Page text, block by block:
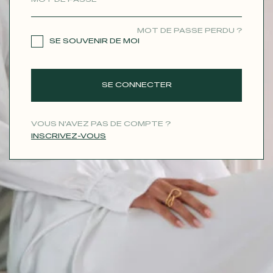
MOT DE PASSE PERDU ?
SE SOUVENIR DE MOI
SE CONNECTER
VOUS N'AVEZ PAS DE COMPTE ?
INSCRIVEZ-VOUS